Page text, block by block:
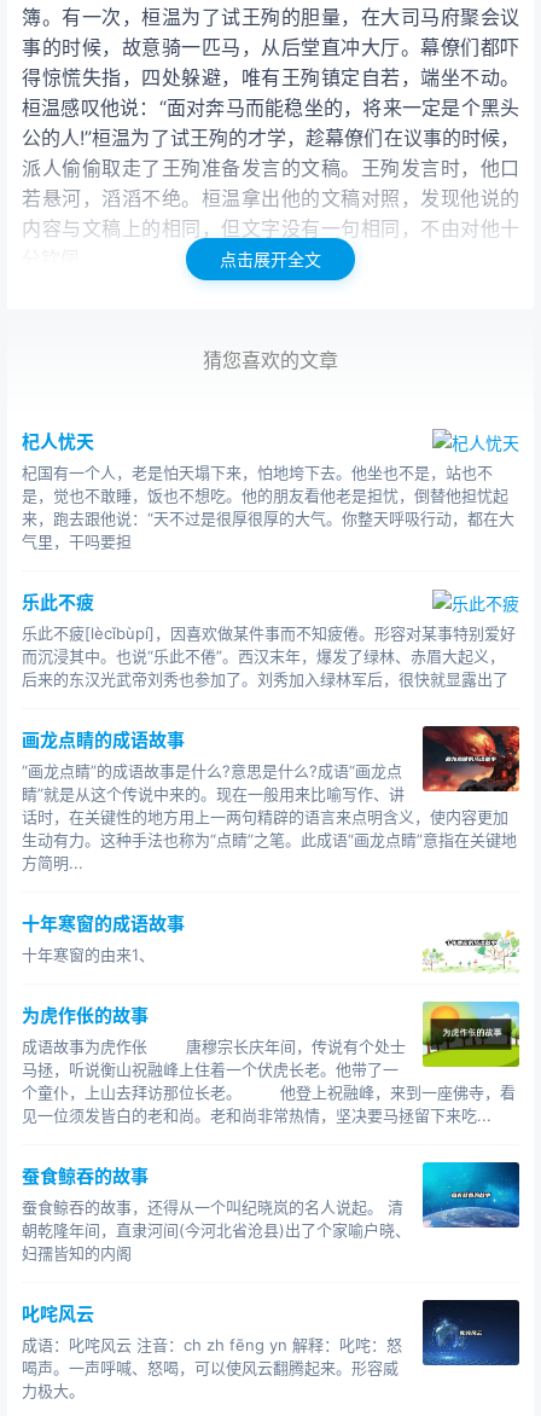
簿。有一次，桓温为了试王殉的胆量，在大司马府聚会议
事的时候，故意骑一匹马，从后堂直冲大厅。幕僚们都吓
得惊慌失指，四处躲避，唯有王殉镇定自若，端坐不动。
桓温感叹他说：“面对奔马而能稳坐的，将来一定是个黑头
公的人!”桓温为了试王殉的才学，趁幕僚们在议事的时候，
派人偷偷取走了王殉准备发言的文稿。王殉发言时，他口
若悬河，滔滔不绝。桓温拿出他的文稿对照，发现他说的
内容与文稿上的相同，但文字没有一句相同，不由对他十
人送我如同椽子那样的大笔，看来有大手笔的事情要我做
突然死去，由于王殉文笔出众，朝廷要发出的哀策、讣告
和孝武帝的溢议等，全交给他起草。这种殊荣是历史上少
见的。
成语故事按兵不动成语故事
【典故】偃然按兵不动。《荀子·王制》赵简子按兵而不
动。《吕氏春秋·恃君览》
工作。时机不成熟的时候贸然行动是要付出代价的。
【用法】作谓语、定语;多指接到任务后不肯做
【结构】兼语式
【近义词】以逸待劳、裹足不前
【相反词】雷厉风行、闻风而动
【同韵词】诳时惑众、兴戎动众、省吃细用、言必有中、
一心两用、厚栋任重、恩威并重、行师动众、调词架讼、
欺世惑众、......
【邂逅语】下象棋不走卒
【年代】古代
【灯谜】休战
【造句】在探清敌人的虚实之前，我军还是先按兵不动。
【故事】：
春秋末期，诸侯争霸，弱肉强食，位于晋国东部的一个弱
小国家——卫国，长期以来受着强大晋国的压迫，苦不堪
言。这个时候卫国的国君——卫灵公，毅然投靠了与晋国
同样强大的齐国，缔约结盟。这种做法令当时晋国的执政
点击展开全文
猜您喜欢的文章
杞人忧天
杞国有一个人，老是怕天塌下来，怕地垮下去。他坐也不是，站也不
是，觉也不敢睡，饭也不想吃。他的朋友看他老是担忧，倒替他担忧起
来，跑去跟他说：“天不过是很厚很厚的大气。你整天呼吸行动，都在大
气里，干吗要担
乐此不疲
乐此不疲[lècǐbùpí]，因喜欢做某件事而不知疲倦。形容对某事特别爱好
而沉浸其中。也说“乐此不倦”。西汉末年，爆发了绿林、赤眉大起义，
后来的东汉光武帝刘秀也参加了。刘秀加入绿林军后，很快就显露出了
画龙点睛的成语故事
“画龙点睛”的成语故事是什么?意思是什么?成语“画龙点
睛”就是从这个传说中来的。现在一般用来比喻写作、讲
话时，在关键性的地方用上一两句精辟的语言来点明含义，使内容更加
生动有力。这种手法也称为“点睛”之笔。此成语“画龙点睛”意指在关键地
方简明...
十年寒窗的成语故事
十年寒窗的由来1、
为虎作伥的故事
成语故事为虎作伥 唐穆宗长庆年间，传说有个处士
马拯，听说衡山祝融峰上住着一个伏虎长老。他带了一
个童仆，上山去拜访那位长老。 他登上祝融峰，来到一座佛寺，看
见一位须发皆白的老和尚。老和尚非常热情，坚决要马拯留下来吃...
蚕食鲸吞的故事
蚕食鲸吞的故事，还得从一个叫纪晓岚的名人说起。 清
朝乾隆年间，直隶河间(今河北省沧县)出了个家喻户晓、
妇孺皆知的内阁
叱咤风云
成语：叱咤风云 注音：ch zh fēng yn 解释：叱咤：怒
喝声。一声呼喊、怒喝，可以使风云翻腾起来。形容威
力极大。